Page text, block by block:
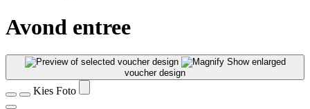
Avond entree
Show enlarged
voucher design
Kies Foto